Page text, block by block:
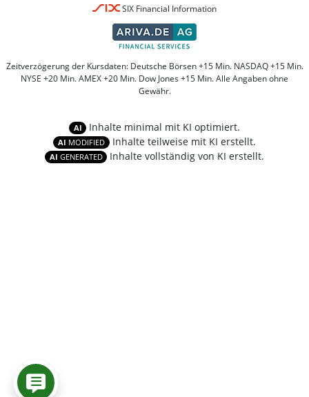
SIX Financial Information
Zeitverzögerung der Kursdaten: Deutsche Börsen +15 Min. NASDAQ +15 Min.
NYSE +20 Min. AMEX +20 Min. Dow Jones +15 Min. Alle Angaben ohne
Gewähr.
AI Inhalte minimal mit KI optimiert.
AI MODIFIED Inhalte teilweise mit KI erstellt.
AI GENERATED Inhalte vollständig von KI erstellt.